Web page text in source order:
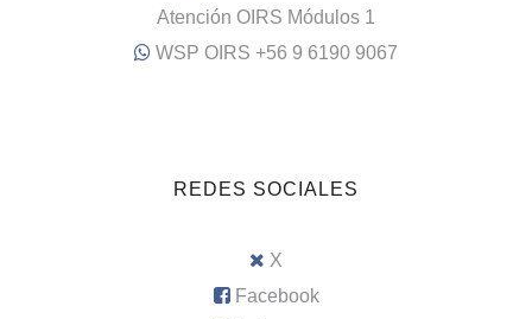
Atención OIRS Módulos 1
WSP OIRS +56 9 6190 9067
REDES SOCIALES
X
Facebook